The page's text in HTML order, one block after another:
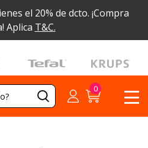
el 20% de dcto. ¡Compra
Aplica T&C.